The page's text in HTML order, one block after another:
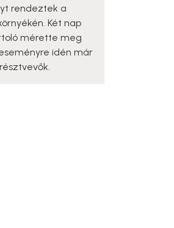
rendeztek a
Két nap
mérette meg
idén már